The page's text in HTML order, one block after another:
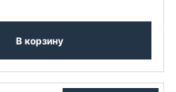
В корзину